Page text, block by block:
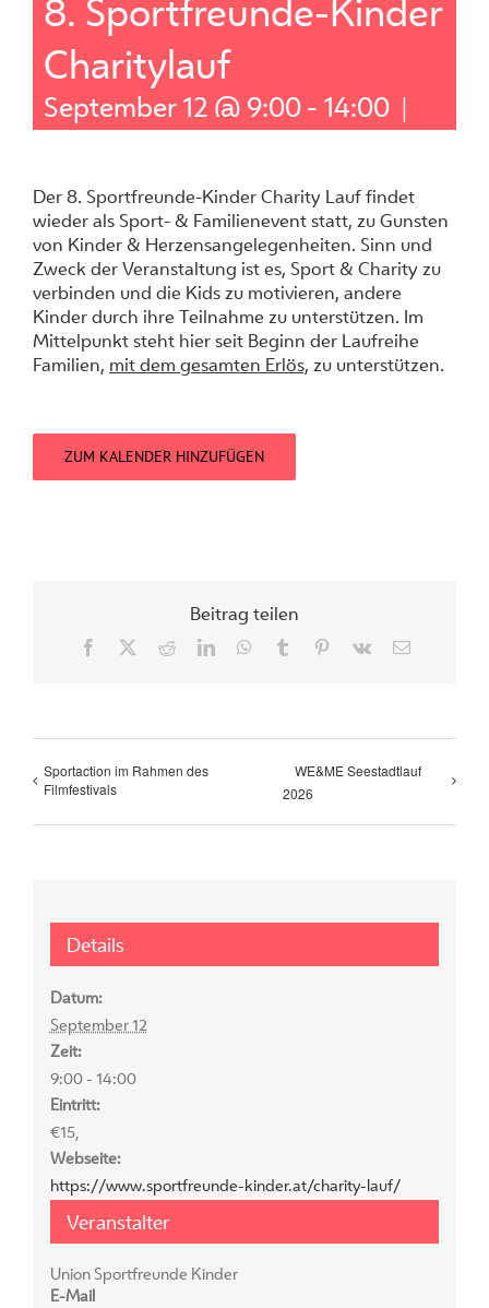
8. Sportfreunde-Kinder
Charitylauf
September 12 @ 9:00- 14:00 |
Der 8. Sportfreunde-Kinder Charity Lauf findet
wieder als Sport- & Familienevent statt, zu Gunsten
von Kinder & Herzensangelegenheiten. Sinn und
Zweck der Veranstaltung ist es, Sport & Charity zu
verbinden und die Kids zu motivieren, andere
Kinder durch ihre Teilnahme zu unterstützen. Im
Mittelpunkt steht hier seit Beginn der Laufreihe
Familien, mit dem gesamten Erlös, zu unterstützen.
ZUM KALENDER HINZUFÜGEN
Beitrag teilen
Facebook RedditLinkedInWhatsApp
Tumblr Pinterest
Vk Email
Sportaction im Rahmen des
Filmfestivals
WE&ME Seestadtlauf
2026
Details
Datum:
September 12
Zeit:
9:00 - 14:00
Eintritt:
€15,
Webseite:
https://www.sportfreunde-kinder.at/charity-lauf/
Veranstalter
Union Sportfreunde Kinder
E-Mail